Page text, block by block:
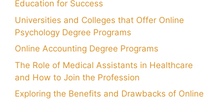
Education for Success
Universities and Colleges that Offer Online
Psychology Degree Programs
Online Accounting Degree Programs
The Role of Medical Assistants in Healthcare
and How to Join the Profession
Exploring the Benefits and Drawbacks of Online